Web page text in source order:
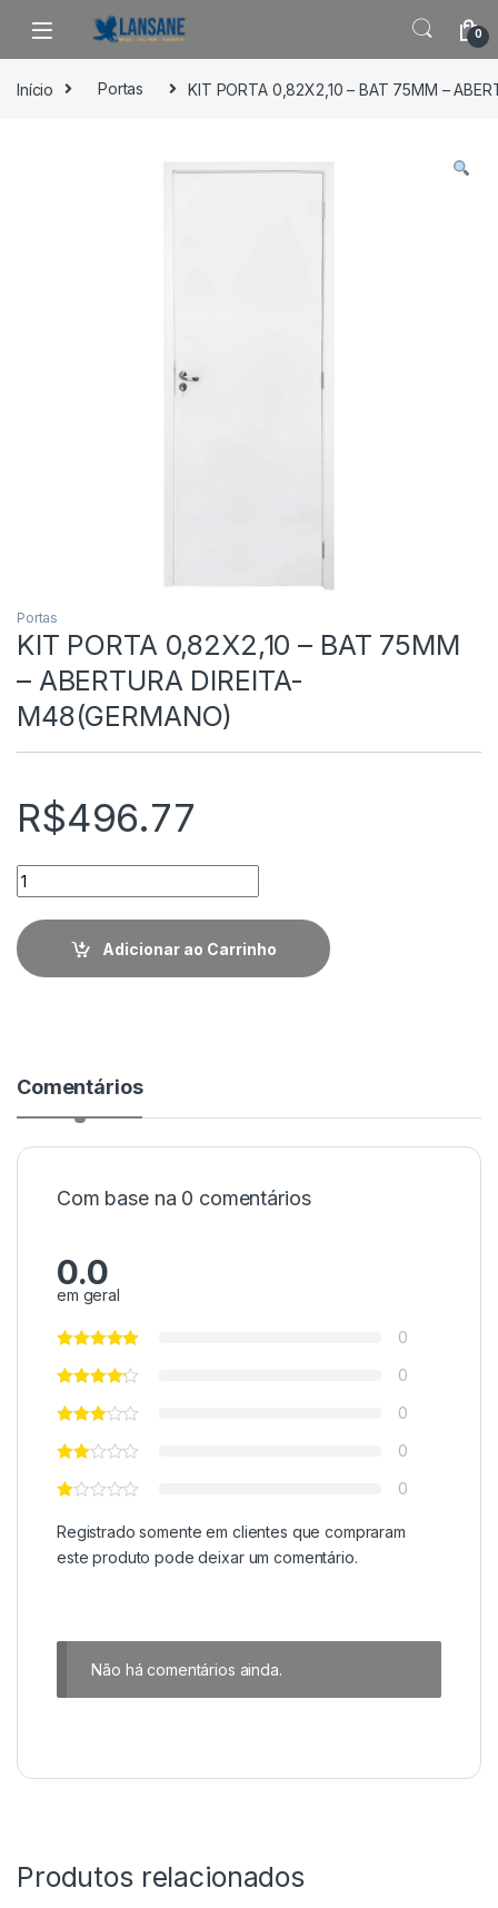
Saltar para navegação
Pular para o conteúdo
0
Início Portas KIT PORTA 0,82X2,10 – BAT 75MM –
Portas
KIT PORTA 0,82X2,10 – BAT 75MM
– ABERTURA DIREITA-
M48(GERMANO)
R$496.77
Quantidade
Adicionar ao Carrinho
Comentários
Com base na 0 comentários
0.0
em geral
0
0
0
0
0
Registrado somente em clientes que compraram
este produto pode deixar um comentário.
Não há comentários ainda.
Produtos relacionados